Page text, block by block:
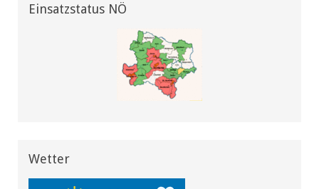
Einsatzstatus NÖ
Wetter